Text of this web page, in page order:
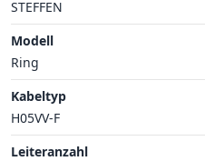
STEFFEN
Modell
Ring
Kabeltyp
H05VV-F
Leiteranzahl